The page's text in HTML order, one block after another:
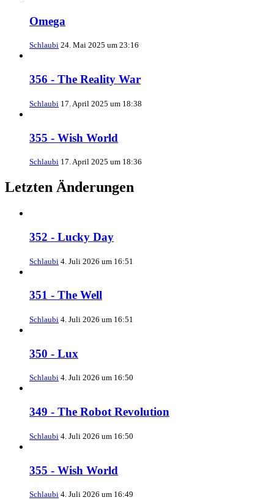
Omega
Schlaubi 24. Mai 2025 um 23:16
356 - The Reality War
Schlaubi 17. April 2025 um 18:38
355 - Wish World
Schlaubi 17. April 2025 um 18:36
Letzten Änderungen
352 - Lucky Day
Schlaubi 4. Juli 2026 um 16:51
351 - The Well
Schlaubi 4. Juli 2026 um 16:51
350 - Lux
Schlaubi 4. Juli 2026 um 16:50
349 - The Robot Revolution
Schlaubi 4. Juli 2026 um 16:50
355 - Wish World
Schlaubi 4. Juli 2026 um 16:49